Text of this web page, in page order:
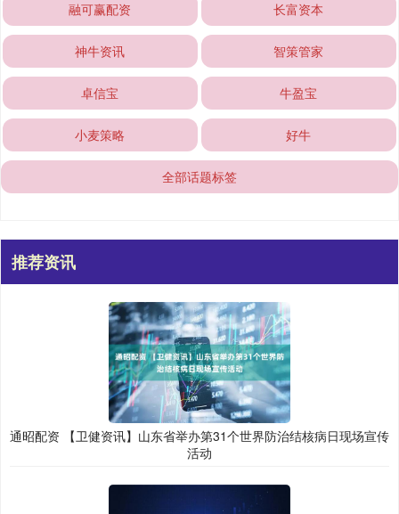
融可赢配资 长富资本
神牛资讯 智策管家
卓信宝 牛盈宝
小麦策略 好牛
全部话题标签
推荐资讯
通昭配资 【卫健资讯】山东省举办第31个世界防治结核病日现场宣传
活动